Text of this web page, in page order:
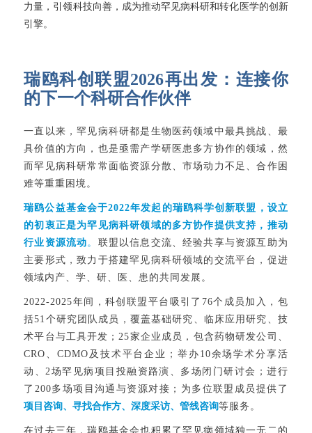
力量，引领科技向善，成为推动罕见病科研和转化医学的创新
引擎。
瑞鸥科创联盟2026再出发：连接你
的下一个科研合作伙伴
一直以来，罕见病科研都是生物医药领域中最具挑战、最
具价值的方向，也是亟需产学研医患多方协作的领域，然
而罕见病科研常常面临资源分散、市场动力不足、合作困
难等重重困境。
瑞鸥公益基金会于2022年发起的瑞鸥科学创新联盟，设立
的初衷正是为罕见病科研领域的多方协作提供支持，推动
行业资源流动 。 联盟以信息交流、经验共享与资源互助为
主要形式，致力于搭建罕见病科研领域的交流平台，促进
领域内产、学、研、医、患的共同发展。
2022-2025年间，科创联盟平台吸引了76个成员加入，包
括51个研究团队成员，覆盖基础研究、临床应用研究、技
术平台与工具开发；25家企业成员，包含药物研发公司、
CRO、CDMO及技术平台企业；举办10余场学术分享活
动、2场罕见病项目投融资路演、多场闭门研讨会；进行
了200多场项目沟通与资源对接；为多位联盟成员提供了
项目咨询、寻找合作方、深度采访、管线咨询等服务。
在过去三年，瑞鸥基金会也积累了罕见病领域独一无二的